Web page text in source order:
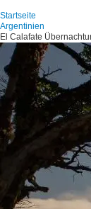
Startseite
Argentinien
El Calafate